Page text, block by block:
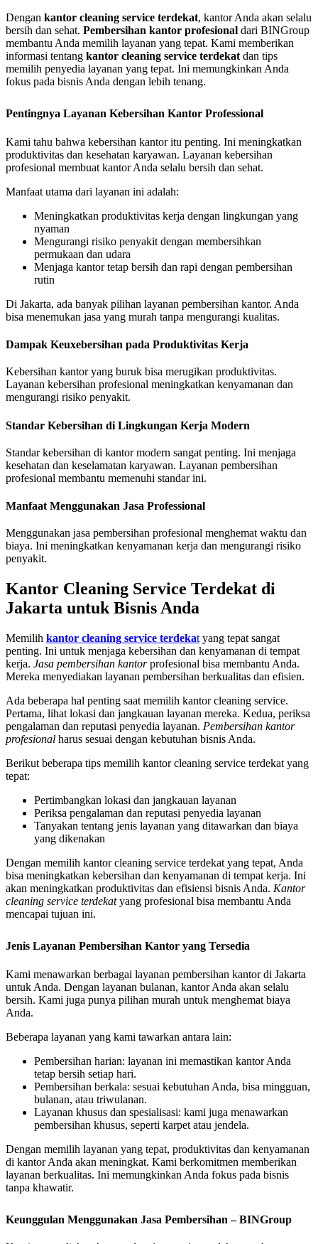
Dengan kantor cleaning service terdekat, kantor Anda akan selalu
bersih dan sehat. Pembersihan kantor profesional dari BINGroup
membantu Anda memilih layanan yang tepat. Kami memberikan
informasi tentang kantor cleaning service terdekat dan tips
memilih penyedia layanan yang tepat. Ini memungkinkan Anda
fokus pada bisnis Anda dengan lebih tenang.
Pentingnya Layanan Kebersihan Kantor Professional
Kami tahu bahwa kebersihan kantor itu penting. Ini meningkatkan
produktivitas dan kesehatan karyawan. Layanan kebersihan
profesional membuat kantor Anda selalu bersih dan sehat.
Manfaat utama dari layanan ini adalah:
Meningkatkan produktivitas kerja dengan lingkungan yang
nyaman
Mengurangi risiko penyakit dengan membersihkan
permukaan dan udara
Menjaga kantor tetap bersih dan rapi dengan pembersihan
rutin
Di Jakarta, ada banyak pilihan layanan pembersihan kantor. Anda
bisa menemukan jasa yang murah tanpa mengurangi kualitas.
Dampak Keuxebersihan pada Produktivitas Kerja
Kebersihan kantor yang buruk bisa merugikan produktivitas.
Layanan kebersihan profesional meningkatkan kenyamanan dan
mengurangi risiko penyakit.
Standar Kebersihan di Lingkungan Kerja Modern
Standar kebersihan di kantor modern sangat penting. Ini menjaga
kesehatan dan keselamatan karyawan. Layanan pembersihan
profesional membantu memenuhi standar ini.
Manfaat Menggunakan Jasa Professional
Menggunakan jasa pembersihan profesional menghemat waktu dan
biaya. Ini meningkatkan kenyamanan kerja dan mengurangi risiko
penyakit.
Kantor Cleaning Service Terdekat di
Jakarta untuk Bisnis Anda
Memilih kantor cleaning service terdekat yang tepat sangat
penting. Ini untuk menjaga kebersihan dan kenyamanan di tempat
kerja. Jasa pembersihan kantorprofesional bisa membantu Anda.
Mereka menyediakan layanan pembersihan berkualitas dan efisien.
Ada beberapa hal penting saat memilih kantor cleaning service.
Pertama, lihat lokasi dan jangkauan layanan mereka. Kedua, periksa
pengalaman dan reputasi penyedia layanan. Pembersihan kantor
profesional harus sesuai dengan kebutuhan bisnis Anda.
Berikut beberapa tips memilih kantor cleaning service terdekat yang
tepat:
Pertimbangkan lokasi dan jangkauan layanan
Periksa pengalaman dan reputasi penyedia layanan
Tanyakan tentang jenis layanan yang ditawarkan dan biaya
yang dikenakan
Dengan memilih kantor cleaning service terdekat yang tepat, Anda
bisa meningkatkan kebersihan dan kenyamanan di tempat kerja. Ini
akan meningkatkan produktivitas dan efisiensi bisnis Anda. Kantor
cleaning service terdekatyang profesional bisa membantu Anda
mencapai tujuan ini.
Jenis Layanan Pembersihan Kantor yang Tersedia
Kami menawarkan berbagai layanan pembersihan kantor di Jakarta
untuk Anda. Dengan layanan bulanan, kantor Anda akan selalu
bersih. Kami juga punya pilihan murah untuk menghemat biaya
Anda.
Beberapa layanan yang kami tawarkan antara lain:
Pembersihan harian: layanan ini memastikan kantor Anda
tetap bersih setiap hari.
Pembersihan berkala: sesuai kebutuhan Anda, bisa mingguan,
bulanan, atau triwulanan.
Layanan khusus dan spesialisasi: kami juga menawarkan
pembersihan khusus, seperti karpet atau jendela.
Dengan memilih layanan yang tepat, produktivitas dan kenyamanan
di kantor Anda akan meningkat. Kami berkomitmen memberikan
layanan berkualitas. Ini memungkinkan Anda fokus pada bisnis
tanpa khawatir.
Keunggulan Menggunakan Jasa Pembersihan – BINGroup